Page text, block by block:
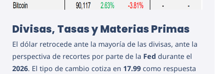
Divisas, Tasas y Materias Primas
El dólar retrocede ante la mayoría de las divisas, ante la
perspectiva de recortes por parte de la Fed durante el
2026. El tipo de cambio cotiza en 17.99 como respuesta